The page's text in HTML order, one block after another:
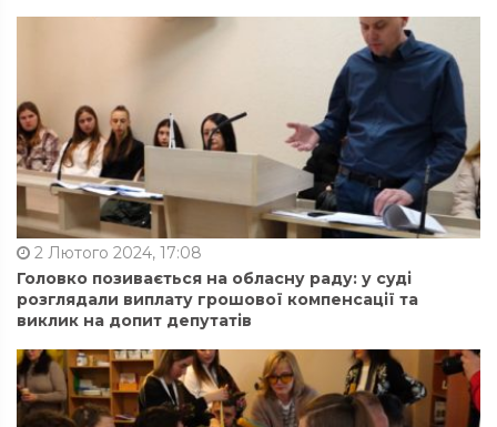
2 Лютого 2024, 17:08
Головко позивається на обласну раду: у суді
розглядали виплату грошової компенсації та
виклик на допит депутатів